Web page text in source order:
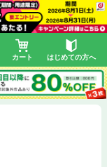
カート はじめての方へ